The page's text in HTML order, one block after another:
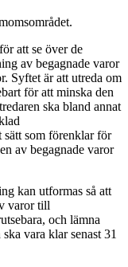
att se över de
av begagnade varor
Syftet är att utreda om
för att minska den
ska bland annat
sätt som förenklar för
av begagnade varor
kan utformas så att
varor till
och lämna
vara klar senast 31